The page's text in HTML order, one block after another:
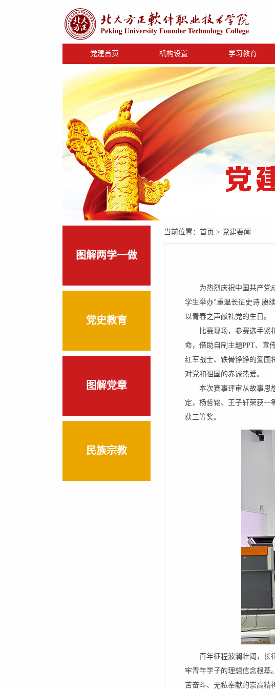
党建首页 机构设置 学习教育
图解两学一做
党史教育
图解党章
民族宗教
当前位置： 首页 > 党建要闻
为热烈庆祝中国共产党
学生举办"重温长征史诗 赓
以青春之声献礼党的生日。
比赛现场，参赛选手紧
命，借助自制主题PPT、宣
红军战士、铁骨铮铮的爱国
对党和祖国的赤诚热爱。
本次赛事评审从故事思
定，杨哲铭、王子轩荣获一
获三等奖。
百年征程波澜壮阔，长
牢青年学子的理想信念根基
苦奋斗、无私奉献的崇高精